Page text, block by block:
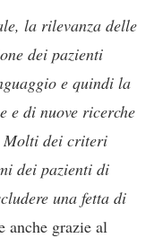
la rilevanza delle
dei pazienti
e quindi la
e di nuove ricerche
Molti dei criteri
dei pazienti di
una fetta di
anche grazie al